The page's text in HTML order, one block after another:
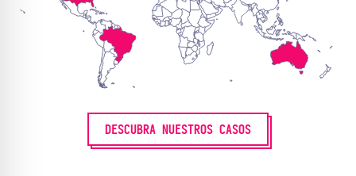
DESCUBRA NUESTROS CASOS